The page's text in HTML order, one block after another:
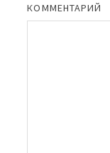
КОММЕНТАРИЙ